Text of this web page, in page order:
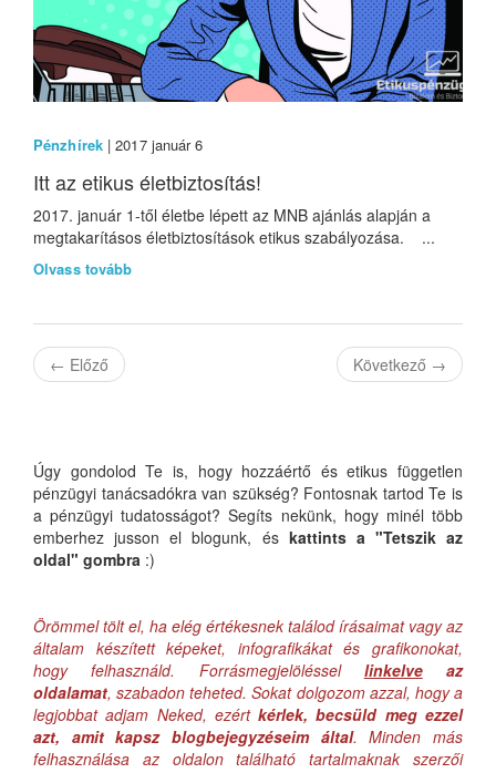
Pénzhírek| 2017 január 6
Itt az etikus életbiztosítás!
2017. január 1-től életbe lépett az MNB ajánlás alapján a
megtakarításos életbiztosítások etikus szabályozása. ...
Olvass tovább
← Előző Következő →
Úgy gondolod Te is, hogy hozzáértő és etikus független
pénzügyi tanácsadókra van szükség? Fontosnak tartod Te is
a pénzügyi tudatosságot? Segíts nekünk, hogy minél több
emberhez jusson el blogunk, és kattints a "Tetszik az
oldal" gombra :)
Örömmel tölt el, ha elég értékesnek találod írásaimat vagy az
általam készített képeket, infografikákat és grafikonokat,
hogy felhasználd. Forrásmegjelöléssel linkelveaz
oldalamat, szabadon teheted. Sokat dolgozom azzal, hogy a
legjobbat adjam Neked, ezértkérlek, becsüld meg ezzel
azt, amit kapsz blogbejegyzéseim által. Minden más
felhasználása az oldalon található tartalmaknak szerzői